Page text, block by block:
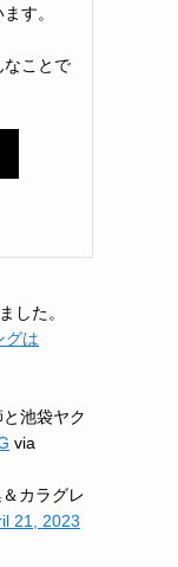
す。
なことで
した。
グは
池袋ヤク
via
カラグレ
21, 2023